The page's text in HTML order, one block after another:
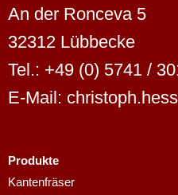
An der Ronceva 5
32312 Lübbecke
Tel.: +49 (0) 5741 /
E-Mail:
Produkte
KantenfräserDutch